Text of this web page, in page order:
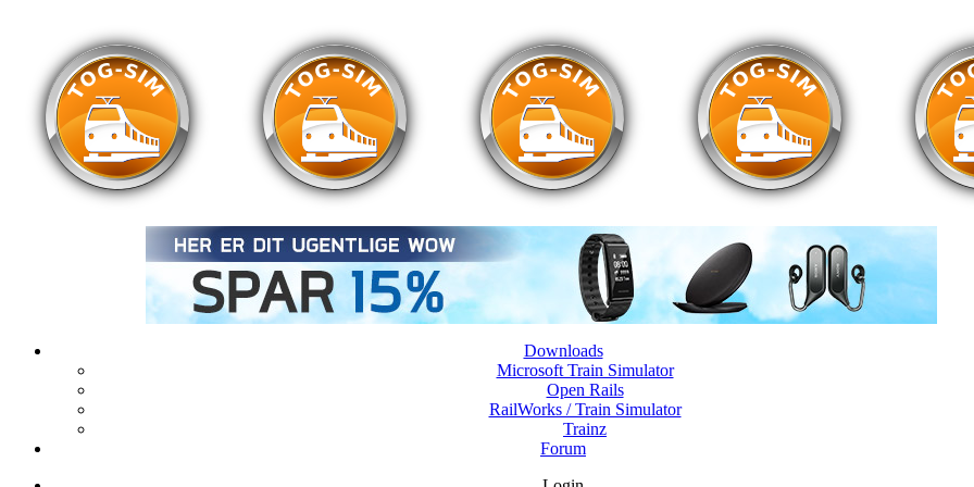
Downloads
Microsoft Train Simulator
Open Rails
RailWorks / Train Simulator
Trainz
Forum